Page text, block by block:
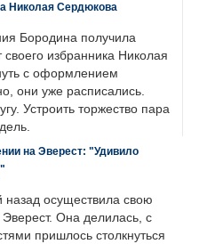
Николая Сердюкова
Бородина получила
избранника Николая
с оформлением
они уже расписались.
Устроить торжество пара
на Эверест: "Удивило
назад осуществила свою
Она делилась, с
пришлось столкнуться